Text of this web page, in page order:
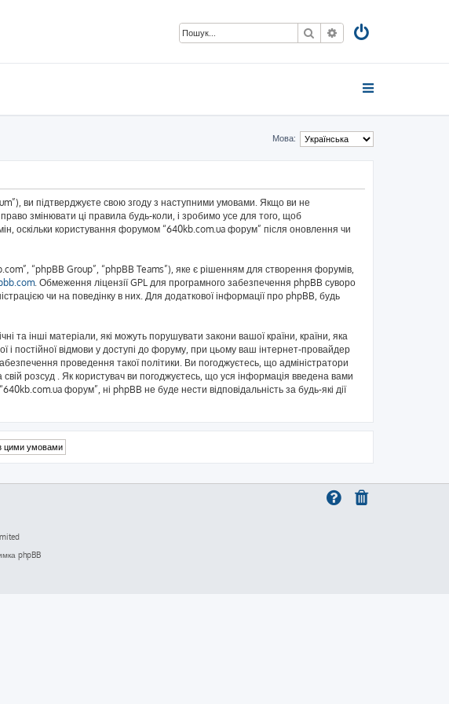
ПошукРозширений пошук
Мова:
ви підтверджуєте свою згоду з наступними умовами. Якщо ви не
змінювати ці правила будь-коли, і зробимо усе для того, щоб
оскільки користування форумом “640kb.com.ua форум” після оновлення чи
“phpBB Group”, “phpBB Teams”), яке є рішенням для створення форумів,
. Обмеження ліцензії GPL для програмного забезпечення phpBB суворо
чи на поведінку в них. Для додаткової інформації про phpBB, будь
та інші матеріали, які можуть порушувати закони вашої країни, країни, яка
постійної відмови у доступі до форуму, при цьому ваш інтернет-провайдер
проведення такої політики. Ви погоджуєтесь, що адміністратори
розсуд . Як користувач ви погоджуєтесь, що уся інформація введена вами
форум”, ні phpBB не буде нести відповідальність за будь-які дії
phpBB